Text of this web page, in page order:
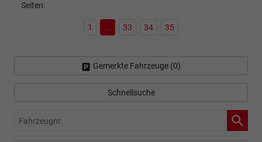
Seiten:
1 ... 33 34 35
Gemerkte Fahrzeuge (0)
Schnellsuche
Fahrzeugnr.